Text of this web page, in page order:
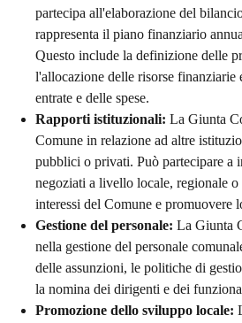
partecipa all'elaborazione del
rappresenta il piano finanziario
Questo include la definizione delle
l'allocazione delle risorse
entrate e delle spese.
Rapporti istituzionali: La Giunta
Comune in relazione ad altre
pubblici o privati. Può partecipare a
negoziati a livello locale, regionale
interessi del Comune e promuovere
Gestione del personale: La Giunta
nella gestione del personale
delle assunzioni, le politiche di
la nomina dei dirigenti e dei
Promozione dello sviluppo locale: